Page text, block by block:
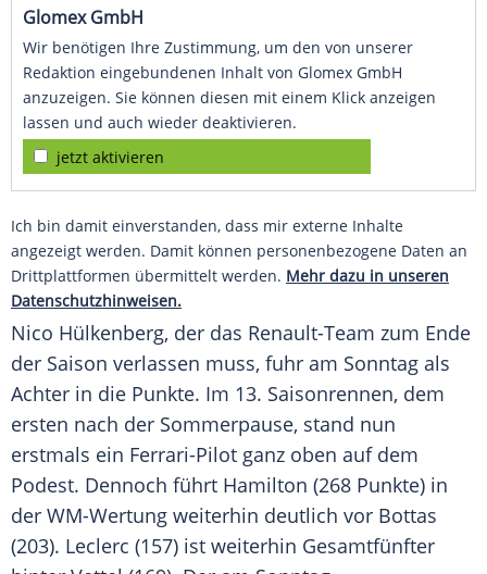
Glomex GmbH
Wir benötigen Ihre Zustimmung, um den von unserer
Redaktion eingebundenen Inhalt von Glomex GmbH
anzuzeigen. Sie können diesen mit einem Klick anzeigen
lassen und auch wieder deaktivieren.
jetzt aktivieren
Ich bin damit einverstanden, dass mir externe Inhalte
angezeigt werden. Damit können personenbezogene Daten an
Drittplattformen übermittelt werden. Mehr dazu in unseren
Datenschutzhinweisen.
Nico Hülkenberg, der das Renault-Team zum Ende
der Saison verlassen muss, fuhr am Sonntag als
Achter in die Punkte. Im 13. Saisonrennen, dem
ersten nach der Sommerpause, stand nun
erstmals ein Ferrari-Pilot ganz oben auf dem
Podest. Dennoch führt Hamilton (268 Punkte) in
der WM-Wertung weiterhin deutlich vor Bottas
(203). Leclerc (157) ist weiterhin Gesamtfünfter